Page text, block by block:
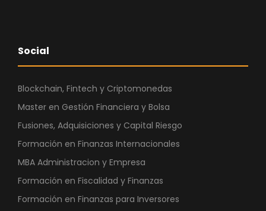
Social
Blockchain, Fintech y Criptomonedas
Master en Gestión Financiera y Bolsa
Fusiones, Adquisiciones y Capital Riesgo
Formación en Finanzas Internacionales
MBA Administracion y Empresa
Formación en Fiscalidad y Finanzas
Formación en Finanzas para Inversores